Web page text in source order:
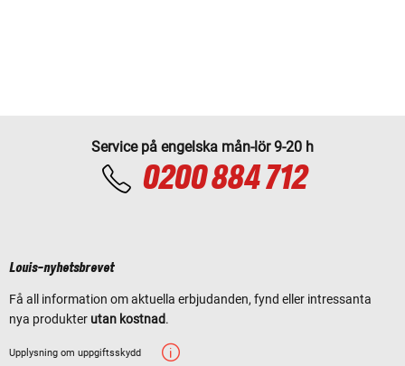
Service på engelska mån-lör 9-20 h
0200 884 712
Louis-nyhetsbrevet
Få all information om aktuella erbjudanden, fynd eller intressanta
nya produkter utan kostnad.
Upplysning om uppgiftsskydd